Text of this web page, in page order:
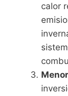
calor